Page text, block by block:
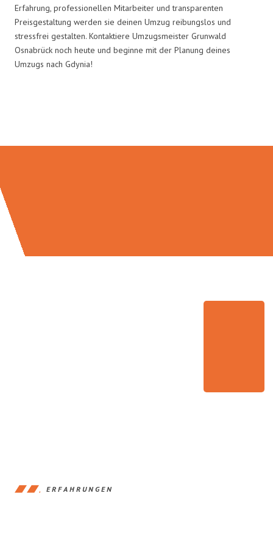
Erfahrung, professionellen Mitarbeiter und transparenten
Preisgestaltung werden sie deinen Umzug reibungslos und
stressfrei gestalten. Kontaktiere Umzugsmeister Grunwald
Osnabrück noch heute und beginne mit der Planung deines
Umzugs nach Gdynia!
ERFAHRUNGEN